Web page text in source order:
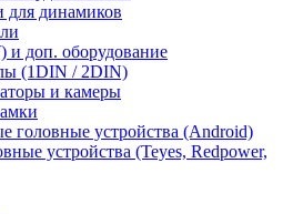
для динамиков
доп. оборудование
(1DIN / 2DIN)
и камеры
головные устройства (Android)
устройства (Teyes, Redpower,